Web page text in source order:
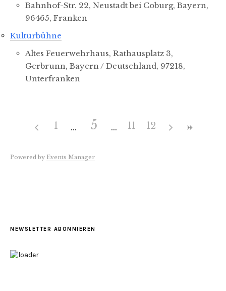
Bahnhof-Str. 22, Neustadt bei Coburg, Bayern,
96465, Franken
Kulturbühne
Altes Feuerwehrhaus, Rathausplatz 3,
Gerbrunn, Bayern / Deutschland, 97218,
Unterfranken
1 5 11 12
Powered by Events Manager
NEWSLETTER ABONNIEREN